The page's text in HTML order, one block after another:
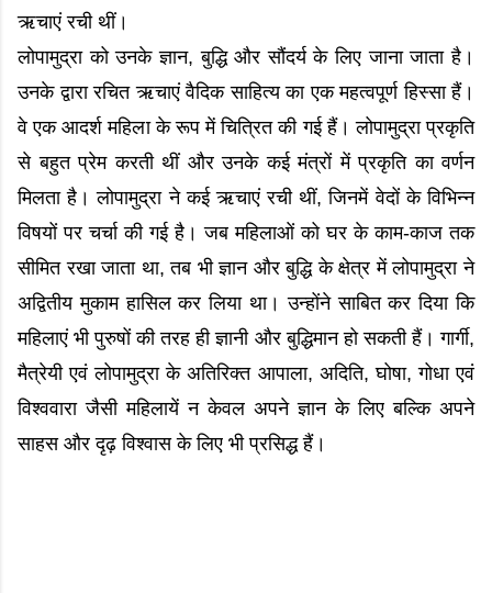
ऋचाएं रची थीं।
लोपामुद्रा को उनके ज्ञान, बुद्धि और सौंदर्य के लिए जाना जाता है।
उनके द्वारा रचित ऋचाएं वैदिक साहित्य का एक महत्वपूर्ण हिस्सा हैं।
वे एक आदर्श महिला के रूप में चित्रित की गई हैं। लोपामुद्रा प्रकृति
से बहुत प्रेम करती थीं और उनके कई मंत्रों में प्रकृति का वर्णन
मिलता है। लोपामुद्रा ने कई ऋचाएं रची थीं, जिनमें वेदों के विभिन्न
विषयों पर चर्चा की गई है। जब महिलाओं को घर के काम-काज तक
सीमित रखा जाता था, तब भी ज्ञान और बुद्धि के क्षेत्र में लोपामुद्रा ने
अद्वितीय मुकाम हासिल कर लिया था। उन्होंने साबित कर दिया कि
महिलाएं भी पुरुषों की तरह ही ज्ञानी और बुद्धिमान हो सकती हैं। गार्गी,
मैत्रेयी एवं लोपामुद्रा के अतिरिक्त आपाला, अदिति, घोषा, गोधा एवं
विश्ववारा जैसी महिलायें न केवल अपने ज्ञान के लिए बल्कि अपने
साहस और दृढ़ विश्वास के लिए भी प्रसिद्ध हैं।